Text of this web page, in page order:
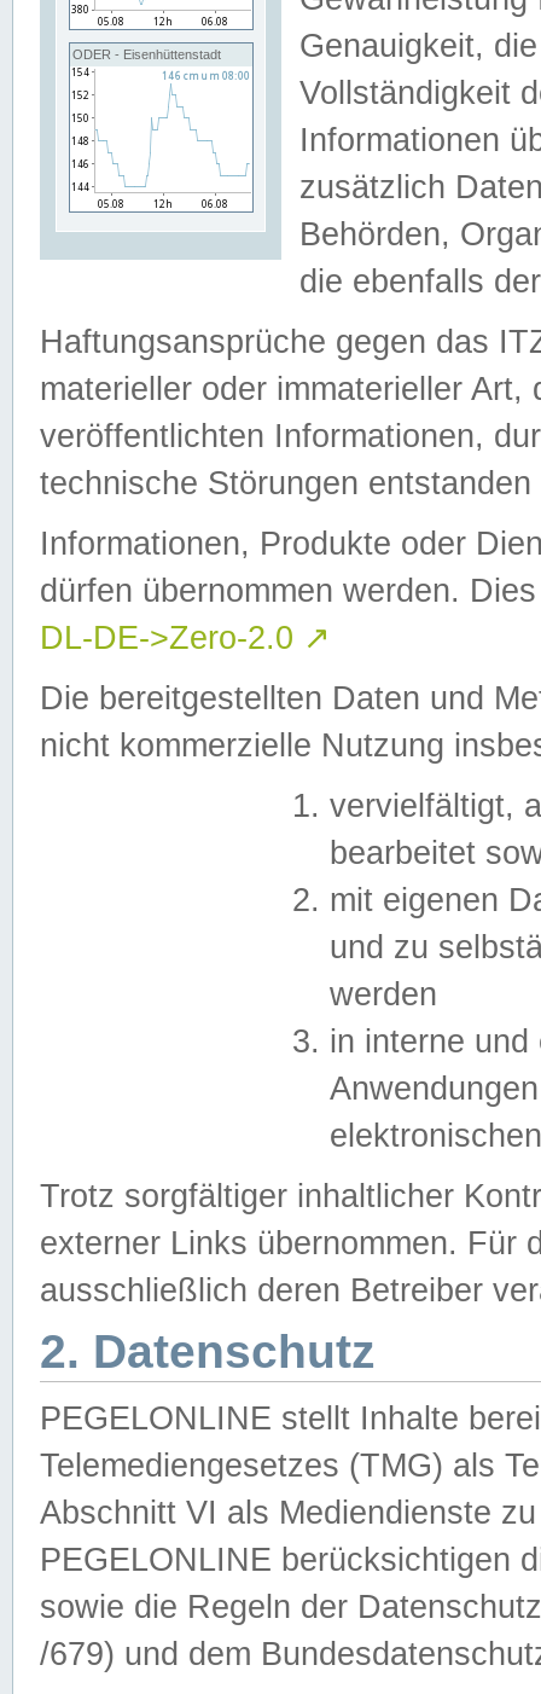
ODER - Eisenhüttenstadt
Genauigkeit,
Vollständigkeit
Informationen
zusätzlich
Behörden,
die ebenfalls
Haftungsansprüche gegen das
materieller oder immaterieller
veröffentlichten Informationen,
technische Störungen
Informationen, Produkte oder
dürfen übernommen werden.
DL-DE->Zero-2.0 ↗
Die bereitgestellten Daten und
nicht kommerzielle Nutzung
vervielfältigt,
bearbeitet
mit eigenen
und zu
werden
in interne
Trotz sorgfältiger inhaltlicher
externer Links übernommen. Für
ausschließlich deren Betreiber
2. Datenschutz
PEGELONLINE stellt Inhalte
Telemediengesetzes (TMG) als
Abschnitt VI als Mediendienste
PEGELONLINE berücksichtigen
sowie die Regeln der
/679) und dem